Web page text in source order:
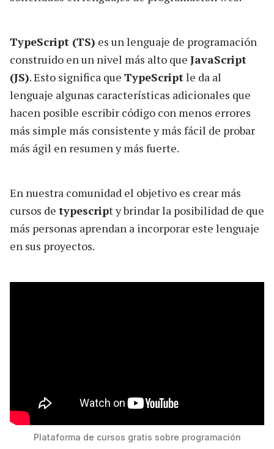
TypeScript (TS) es un lenguaje de programación
construido en un nivel más alto que JavaScript
(JS). Esto significa que TypeScriptle da al
lenguaje algunas características adicionales que
hacen posible escribir código con menos errores
más simple más consistente y más fácil de probar
más ágil en resumen y más fuerte.
En nuestra comunidad el objetivo es crear más
cursos de typescript y brindar la posibilidad de que
más personas aprendan a incorporar este lenguaje
en sus proyectos.
Plataforma de cursos gratis sobre programación